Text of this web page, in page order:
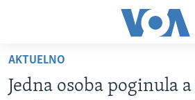
glavni
sadržaj
TV PROGRAM
AKTUELNO
Jedna osoba poginula